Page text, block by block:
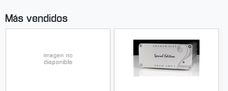
Más vendidos